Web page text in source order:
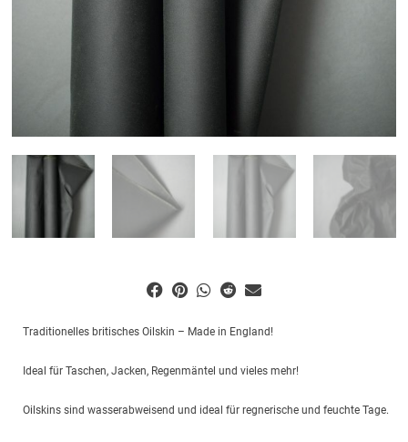
Traditionelles britisches Oilskin – Made in England!
Ideal für Taschen, Jacken, Regenmäntel und vieles mehr!
Oilskins sind wasserabweisend und ideal für regnerische und feuchte Tage.